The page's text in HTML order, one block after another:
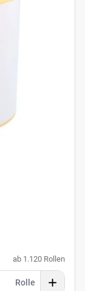
ab 1.120 Rollen
Rolle